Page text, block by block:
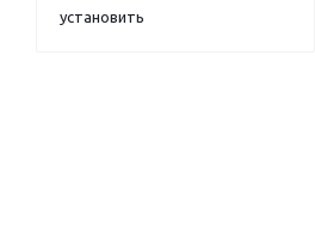
установить